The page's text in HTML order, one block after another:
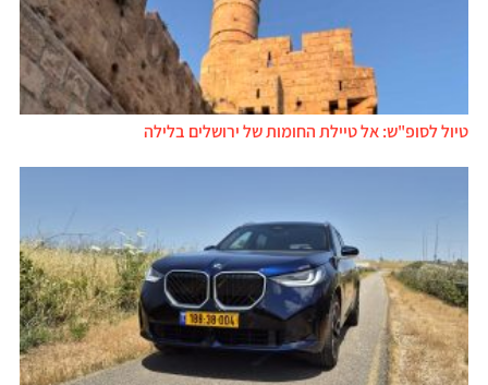
טיול לסופ"ש: אל טיילת החומות של ירושלים בלילה